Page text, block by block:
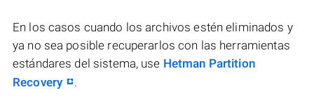
En los casos cuando los archivos estén eliminados y
ya no sea posible recuperarlos con las herramientas
estándares del sistema, use Hetman Partition
Recovery
.